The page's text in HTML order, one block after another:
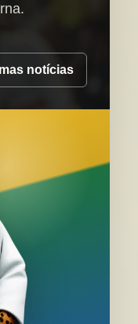
notícias